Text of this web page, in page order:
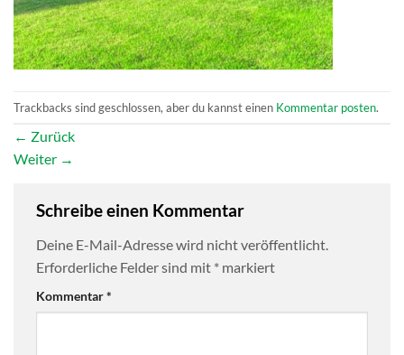
Trackbacks sind geschlossen, aber du kannst einen Kommentar posten.
← Zurück
Weiter →
Schreibe einen Kommentar
Deine E-Mail-Adresse wird nicht veröffentlicht.
Erforderliche Felder sind mit * markiert
Kommentar*